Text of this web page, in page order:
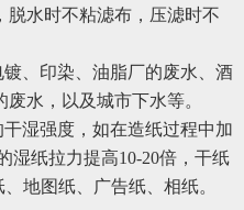
脱水时不粘滤布，压滤时不
、印染、油脂厂的废水、酒
水，以及城市下水等。
湿强度，如在造纸过程中加
湿纸拉力提高10-20倍，干纸
地图纸、广告纸、相纸。